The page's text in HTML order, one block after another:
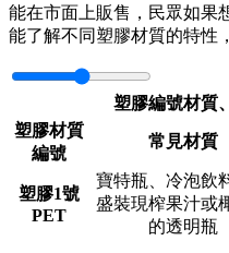
能在市面上販售，民眾如果
能了解不同塑膠材質的特性
塑膠編號材質
塑膠材質
編號
常見材質
塑膠1號
PET
寶特瓶、冷泡飲
盛裝現榨果汁或
的透明瓶